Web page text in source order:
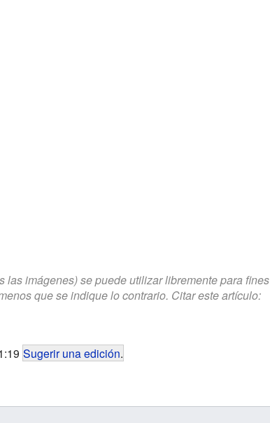
las imágenes) se puede utilizar libremente para fines
que se indique lo contrario. Citar este artículo:
Sugerir una edición.